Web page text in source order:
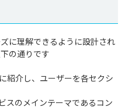
に理解できるように設計され
の通りです
紹介し、ユーザーを各セクシ
スのメインテーマであるコン